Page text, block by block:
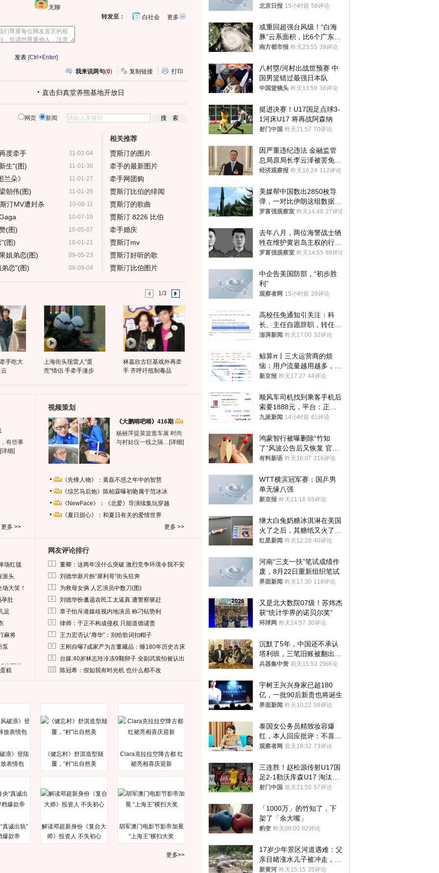
无聊
更多开
转发至： 白社会
[Ctrl+Enter]
我来说两句(0) 复制链接 打印
直击归真堂养熊基地开放日
网页 新闻
11-02-04
度牵手
11-01-30
生"(图)
11-01-27
朵》
11-01-26
朝伟(图)
10-08-11
汀MV遭封杀
10-07-19
10-05-07
(图)
10-01-21
图)
09-05-23
姐弟恋(图)
08-09-04
恋"(图)
相关推荐
贾斯汀的图片
牵手的最新图片
牵手网团购
贾斯汀比伯的绯闻
贾斯汀的歌曲
贾斯汀 8226 比伯
牵手婚庆
贾斯汀mv
贾斯汀好听的歌
贾斯汀比伯图片
1/3
手吃大
上海街头现雷人"蛋
壳"情侣 手牵手漫步
林嘉欣古巨基戏外再牵
手 齐呼吁抵制毒品
有些事
[详细]
更多 >>
视频策划
《大鹏嘚吧嘚》416期
杨丽萍提菜篮逛车展 时尚
与村姑仅一线之隔… [详细]
《先锋人物》：黄磊不惑之年中的智慧
《综艺马后炮》陈柏霖曝初吻属于范冰冰
《NewFace》：《北爱》导演续集玩穿越
《夏日甜心》：和夏日有关的爱情世界
更多 >>
场红毯
派头
大笑！
孕肚
足
麻将
泵
这照片
糕
网友评论排行
1 董卿：这两年没什么突破 激烈竞争环境令我不安
2 刘德华新片扮“犀利哥”街头狂奔
3 为救母女俩 人艺演员中数刀(图)
4 刘德华扮邋遢农民工太逼真 遭警察驱赶
5 章子怡斥港媒歧视内地演员 称刁钻势利
6 律师：于正不构成侵权 只能道德谴责
7 王力宏否认“辱华”：别给歌词扣帽子
8 王刚自曝7成家产为古董藏品：睡180年历史古床
9 台媒:40岁林志玲冷冻9颗卵子 全副武装怕被认出
10 陈冠希：假如我有时光机 也什么都不改
浪》登陆
表情包
《健忘村》舒淇造型颠
覆，“村”出自然美
Clara克拉拉空降古都 红
裙亮相喜庆迎新
真诚出轨”
爆款帝
解读邓超新身份《复合大
师》投资人 不失初心
胡军澳门电影节影帝加冕
“上海王”横扫大奖
更多>>
北京日报 15小时前 58评论
或重回超强台风级！“白海
豚”云系面积，比6个广东还
大！深圳官方：注意这件事
南方都市报 昨天23:55 39评论
八村塁/河村出战世预赛 中
国男篮错过最强日本队
中国篮镜头 昨天13:58 36评论
挺进决赛！U17国足点球3-
1河床U17 将再战阿森纳
射门中国 昨天21:57 70评论
因严重违纪违法 金融监管
总局原局长李云泽被罢免全
国人大代表
经济观察报 昨天16:24 112评论
美媒帮中国数出2850枚导
弹，一对比伊朗这组数据，
发现出大事了
罗富强观察室 昨天14:48 27评论
去年八月，两位海警战士牺
牲在维护黄岩岛主权的行动
中
罗富强观察室 昨天14:55 89评论
中企告美国防部，“初步胜
利”
观察者网 15小时前 29评论
高校任免通知引关注：科
长、主任自愿辞职，转任思
政辅导员
澎湃新闻 昨天17:00 32评论
鲸算π丨三大运营商的烦
恼：用户流量越用越多，收
入却越来越少
新京报 昨天17:27 44评论
顺风车司机找到乘客手机后
索要1888元，平台：正和
司机沟通协商
九派新闻 14小时前 61评论
鸿蒙智行被曝删除“竹知
了”风波公告后又恢复 官媒
曾力挺：劝华为要大度的，
有料新语 昨天16:07 216评论
WTT横滨冠军赛：国乒男
单无缘八强
新京报 昨天21:16 65评论
继大白兔奶糖冰淇淋在美国
火了之后，其糖纸又火了！
海外博主盛赞：平面设计经
红星新闻 昨天12:28 40评论
河南“三支一扶”笔试成绩作
废，8月22日重新组织笔试
界面新闻 昨天17:30 118评论
又是北大数院07级！苏炜杰
获“统计学界的诺贝尔奖”
环球网 昨天14:57 30评论
沉默了5年，中国还不承认
塔利班，三笔旧账被翻出，
最大风险出现
兵器集中营 前天15:53 29评论
宇树王兴兴身家已超180
亿，一批90后新贵也将诞生
界面新闻 昨天10:22 59评论
泰国女公务员精致妆容爆
红，本人回应批评：不喜欢
就别看
观察者网 前天18:32 73评论
三连胜！赵松源传射U17国
足2-1勒沃库森U17 淘汰赛
将战河床
射门中国 前天21:50 57评论
「1000万」的竹知了，下
架了「余大嘴」
豹变 昨天08:00 82评论
17岁少年景区河道遇难：父
亲目睹涨水儿子被冲走，当
地排除上游泄洪，家属盼厘
新黄河 昨天15:15 35评论